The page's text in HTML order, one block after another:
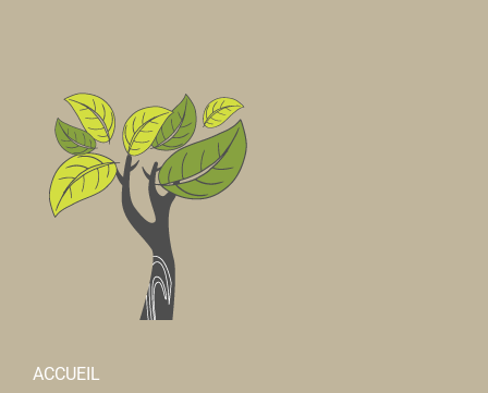
ACCUEIL